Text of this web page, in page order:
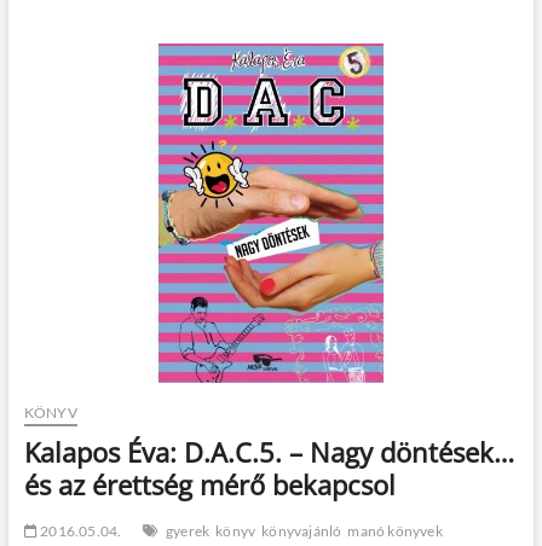
KÖNYV
Kalapos Éva: D.A.C.5. – Nagy döntések…
és az érettség mérő bekapcsol
2016.05.04. gyerek könyv könyvajánló manó könyvek